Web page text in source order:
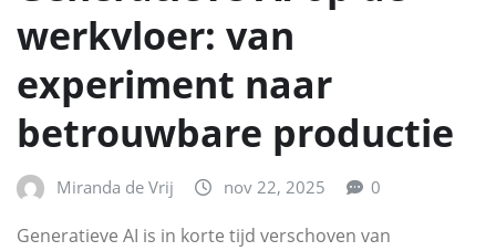
werkvloer: van
experiment naar
betrouwbare productie
Miranda de Vrij nov 22, 2025 0
Generatieve AI is in korte tijd verschoven van